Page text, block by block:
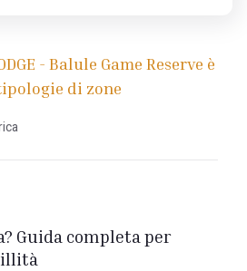
- Balule Game Reserve è
di zone
Guida completa per